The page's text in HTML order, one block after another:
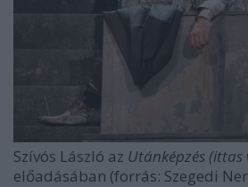
Szívós László az Utánképzés (ittas
előadásában (forrás: Szegedi